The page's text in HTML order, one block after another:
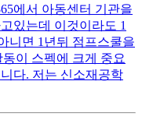
에서 아동센터 기관을
있는데 이것이라도 1
니면 1년뒤 점프스쿨을
이 스펙에 크게 중요
다. 저는 신소재공학